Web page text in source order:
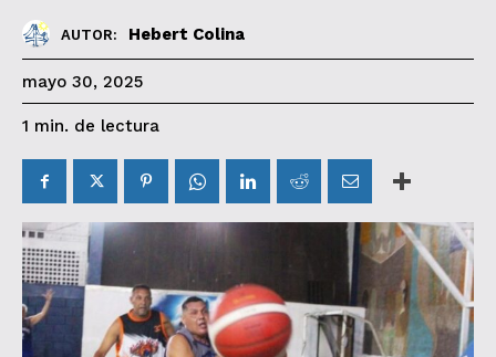
AUTOR: Hebert Colina
mayo 30, 2025
1 min. de lectura